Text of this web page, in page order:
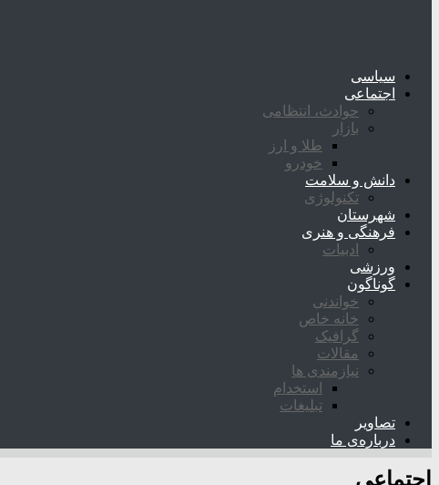
سیاسی
اجتماعی
حوادث، انتظامی
بازار
طلا و ارز
خودرو
دانش و سلامت
تکنولوژی
شهرستان
فرهنگی و هنری
ادبیات
ورزشی
گوناگون
خواندنی
خانه خاص
گرافیک
مقالات
نیازمندی ها
استخدام
تبلیغات
تصاویر
درباره‌ی ما
اجتماعی